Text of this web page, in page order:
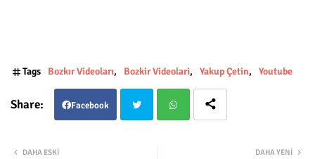
Tags Bozkır Videoları Bozkir Videolari Yakup Çetin Youtube
Facebook
DAHA YENI
DAHA ESKI